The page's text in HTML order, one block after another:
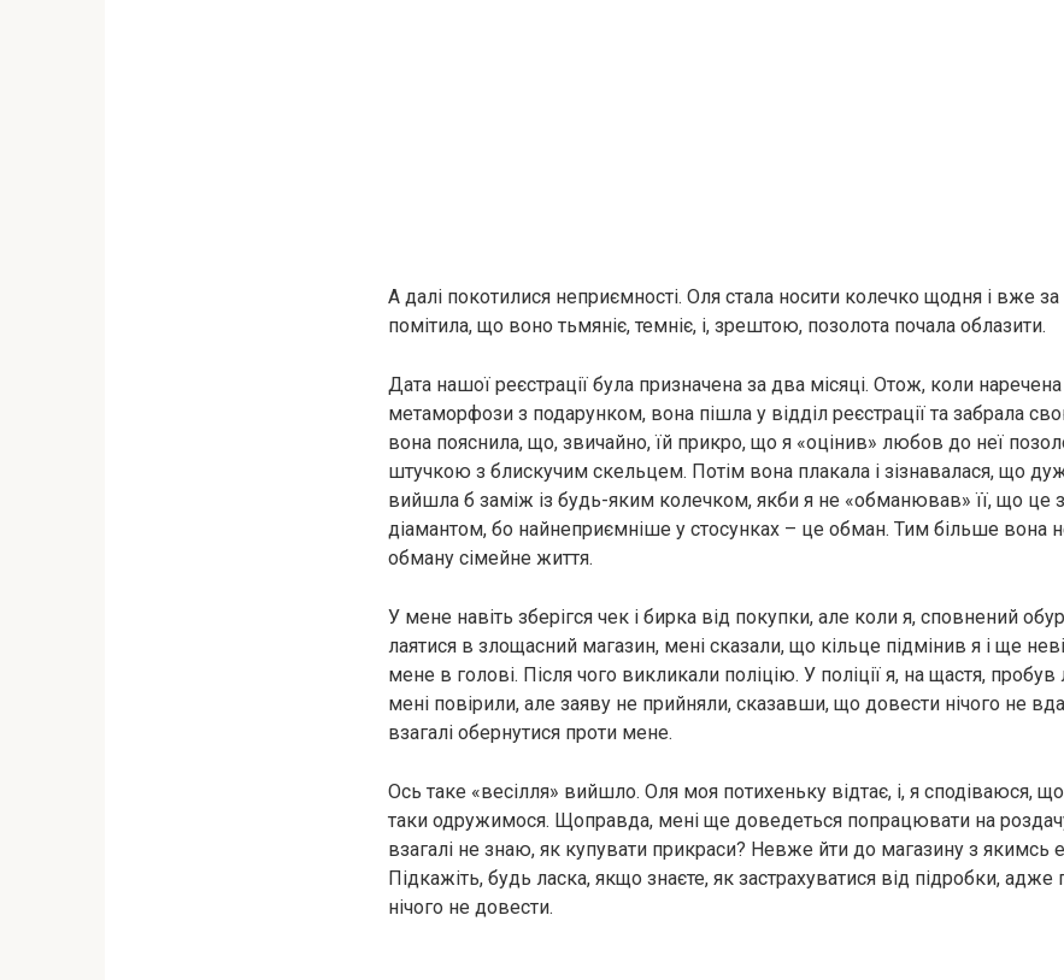
А далі покотилися неприємності. Оля стала носити колечко щодня і вже за
помітила, що воно тьмяніє, темніє, і, зрештою, позолота почала облазити.
Дата нашої реєстрації була призначена за два місяці. Отож, коли
метаморфози з подарунком, вона пішла у відділ реєстрації та забрала
вона пояснила, що, звичайно, їй прикро, що я «оцінив» любов до неї
штучкою з блискучим скельцем. Потім вона плакала і зізнавалася, що
вийшла б заміж із будь-яким колечком, якби я не «обманював» її, що це
діамантом, бо найнеприємніше у стосунках – це обман. Тим більше вона
обману сімейне життя.
У мене навіть зберігся чек і бирка від покупки, але коли я, сповнений
лаятися в злощасний магазин, мені сказали, що кільце підмінив я і ще
мене в голові. Після чого викликали поліцію. У поліції я, на щастя,
мені повірили, але заяву не прийняли, сказавши, що довести нічого не
взагалі обернутися проти мене.
Ось таке «весілля» вийшло. Оля моя потихеньку відтає, і, я сподіваюся,
таки одружимося. Щоправда, мені ще доведеться попрацювати на роздачу
взагалі не знаю, як купувати прикраси? Невже йти до магазину з якимсь
Підкажіть, будь ласка, якщо знаєте, як застрахуватися від підробки, адже
нічого не довести.